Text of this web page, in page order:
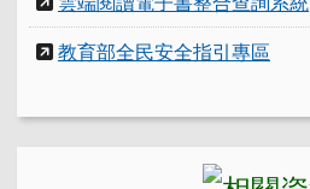
教育部全民安全指引專區